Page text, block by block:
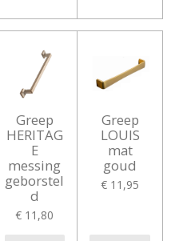
Greep
HERITAG
E
messing
geborstel
d
€ 11,80
Greep
LOUIS
mat
goud
€ 11,95